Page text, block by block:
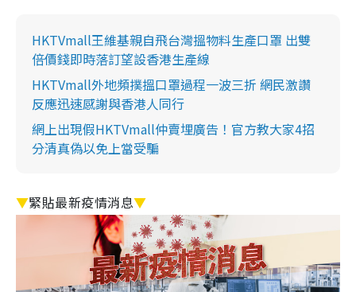
HKTVmall王維基親自飛台灣搵物料生產口罩 出雙
倍價錢即時落訂望設香港生產線
HKTVmall外地頻撲搵口罩過程一波三折 網民激讚
反應迅速感謝與香港人同行
網上出現假HKTVmall仲賣埋廣告！官方教大家4招
分清真偽以免上當受騙
▼緊貼最新疫情消息▼